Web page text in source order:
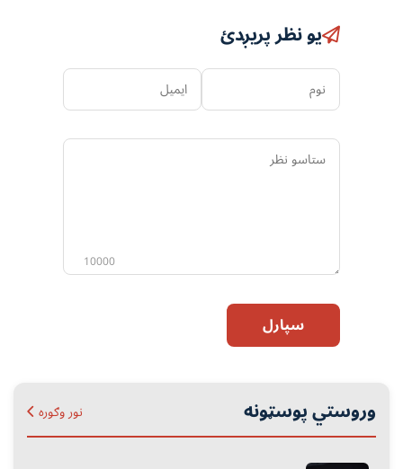
یو نظر پریږدئ
نوم ایمیل
ستاسو
10000
سپارل
وروستي پوسټونه نور وګوره